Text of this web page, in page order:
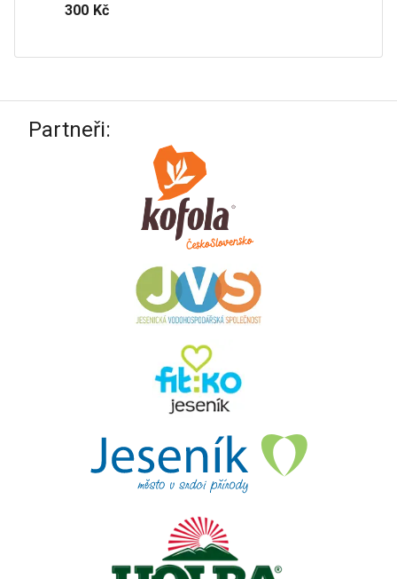
300 Kč
Partneři: